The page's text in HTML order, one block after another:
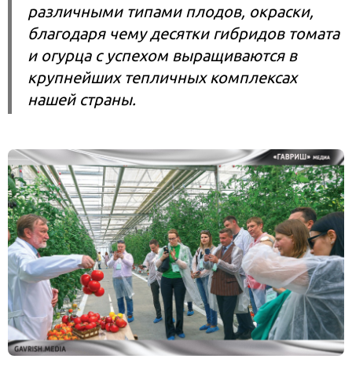
различными типами плодов, окраски,
благодаря чему десятки гибридов томата
и огурца с успехом выращиваются в
крупнейших тепличных комплексах
нашей страны.